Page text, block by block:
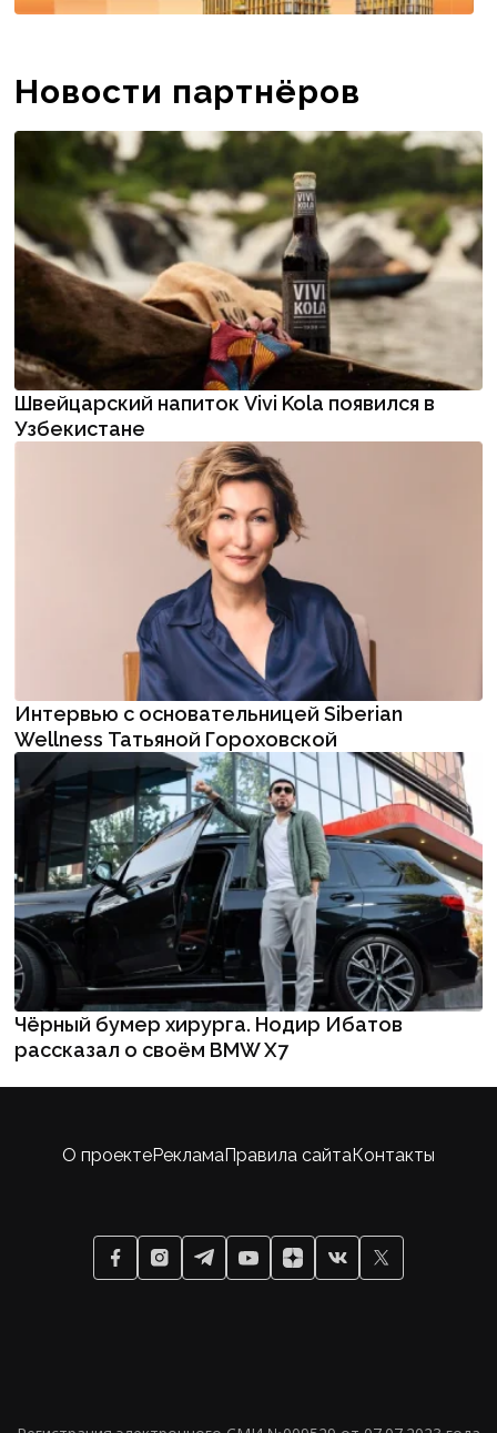
Новости партнёров
Швейцарский напиток Vivi Kola появился в
Узбекистане
Интервью с основательницей Siberian
Wellness Татьяной Гороховской
Чёрный бумер хирурга. Нодир Ибатов
рассказал о своём BMW X7
О проектеРекламаПравила сайтаКонтакты